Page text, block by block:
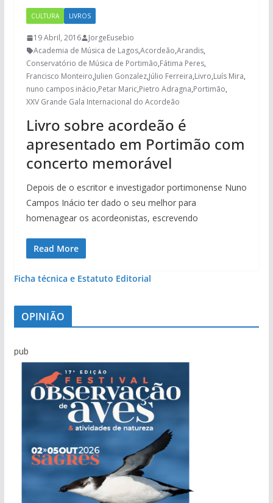
CULTURA LIVROS
19 Abril, 2016
JorgeEusebio
Academia de Música de Lagos,Acordeão,Arandis,
Conservatório de Música de Portimão,Fátima Peres,
Francisco Monteiro,Julien Gonzalez,Júlio Ferreira,Livro,Luís Mira,
nuno campos inácio,Petar Maric,Pietro Adragna,Portimão,
XXV Grande Gala Internacional do Acordeão
Livro sobre acordeão é
apresentado em Portimão com
concerto memorável
Depois de o escritor e investigador portimonense Nuno
Campos Inácio ter dado o seu melhor para
homenagear os acordeonistas, escrevendo
Read More
Ficha técnica e Estatuto Editorial
OPINIÃO
pub